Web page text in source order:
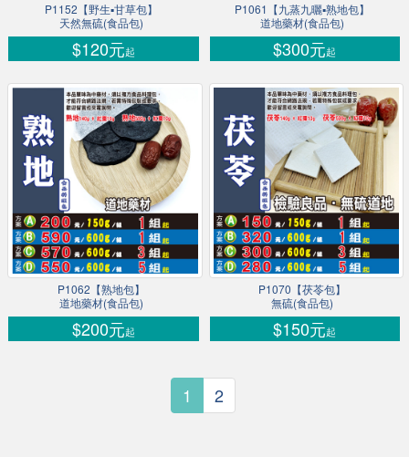
P1152【野生▪甘草包】
天然無硫(食品包)
$120元起
P1061【九蒸九曬▪熟地包】
道地藥材(食品包)
$300元起
P1062【熟地包】
道地藥材(食品包)
$200元起
P1070【茯苓包】
無硫(食品包)
$150元起
1 2